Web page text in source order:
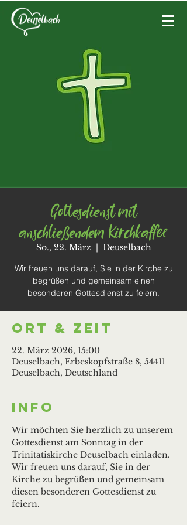
Gottesdienst mit
anschließendem Kirchkaffee
So., 22. März
  |
Deuselbach
Wir freuen uns darauf, Sie in der Kirche zu
begrüßen und gemeinsam einen
besonderen Gottesdienst zu feiern.
Ort & Zeit
22. März 2026, 15:00
Deuselbach, Erbeskopfstraße 8, 54411
Deuselbach, Deutschland
Info
Wir möchten Sie herzlich zu unserem
Gottesdienst am Sonntag in der
Trinitatiskirche Deuselbach einladen.
Wir freuen uns darauf, Sie in der
Kirche zu begrüßen und gemeinsam
diesen besonderen Gottesdienst zu
feiern.